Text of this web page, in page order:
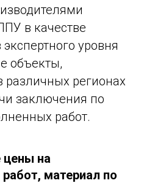
в качестве
уровня
объекты,
различных регионах
заключения по
работ.
на
материал по